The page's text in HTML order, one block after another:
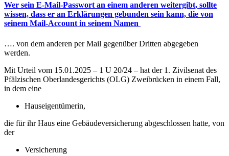
Wer sein E-Mail-Passwort an einem anderen weitergibt, sollte
wissen, dass er an Erklärungen gebunden sein kann, die von
seinem Mail-Account in seinem Namen
…. von dem anderen per Mail gegenüber Dritten abgegeben
werden.
Mit Urteil vom 15.01.2025 – 1 U 20/24 – hat der 1. Zivilsenat des
Pfälzischen Oberlandesgerichts (OLG) Zweibrücken in einem Fall,
in dem eine
Hauseigentümerin,
die für ihr Haus eine Gebäudeversicherung abgeschlossen hatte, von
der
Versicherung